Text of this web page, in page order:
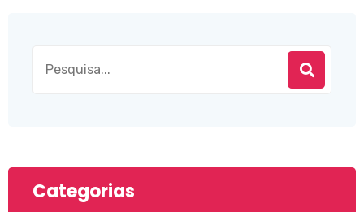
Categorias